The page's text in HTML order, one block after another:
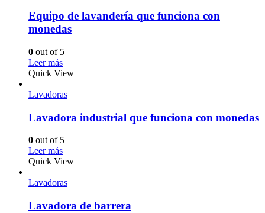
Equipo de lavandería que funciona con
monedas
0 out of 5
Leer más
Quick View
Lavadoras
Lavadora industrial que funciona con monedas
0 out of 5
Leer más
Quick View
Lavadoras
Lavadora de barrera